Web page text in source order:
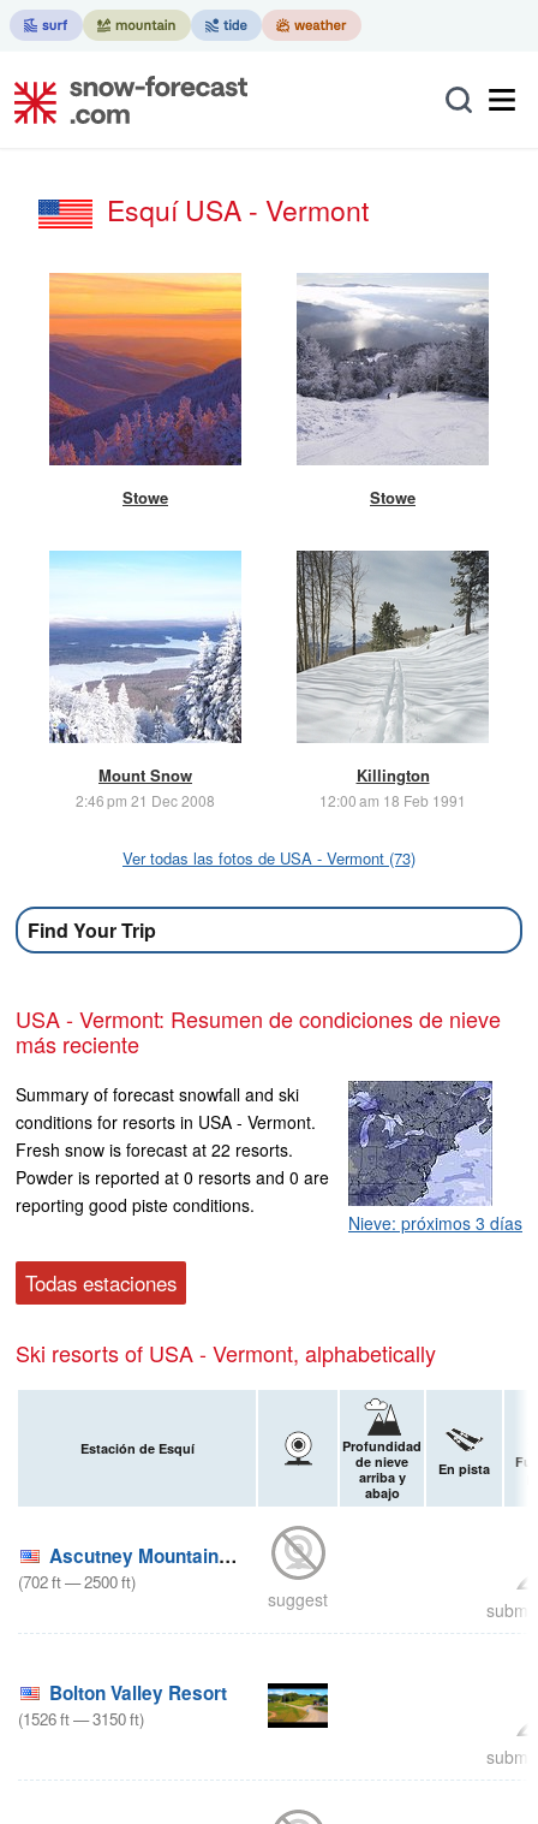
Esquí USA - Vermont
Stowe Stowe
Mount Snow
2:46 pm 21 Dec 2008
Killington
12:00 am 18 Feb 1991
Ver todas las fotos de USA - Vermont (73)
Find Your Trip
USA - Vermont: Resumen de condiciones de nieve
más reciente
Nieve: próximos 3 días
Summary of forecast snowfall and ski
conditions for resorts in USA - Vermont.
Fresh snow is forecast at 22 resorts.
Powder is reported at 0 resorts and 0 are
reporting good piste conditions.
Todas estaciones
Ski resorts of USA - Vermont, alphabetically
Estación de Esquí
Profundidad
de nieve
arriba y
abajo
En pista
Ascutney Mountain Resort
(702ft—2500ft)
suggest
Bolton Valley Resort
(1526ft—3150ft)